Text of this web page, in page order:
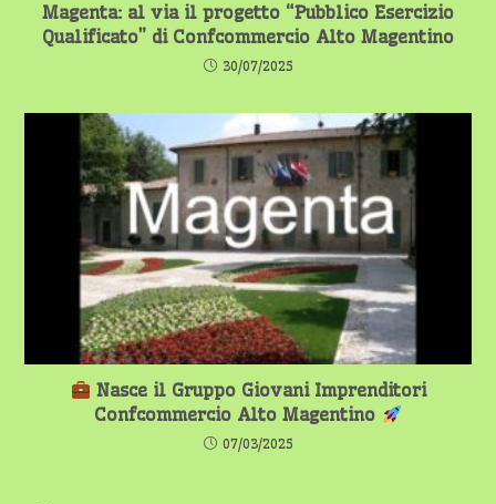
Magenta: al via il progetto “Pubblico Esercizio
Qualificato” di Confcommercio Alto Magentino
30/07/2025
Nasce il Gruppo Giovani Imprenditori
Confcommercio Alto Magentino
07/03/2025